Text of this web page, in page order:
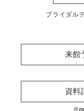
ブライダル
来館
資料